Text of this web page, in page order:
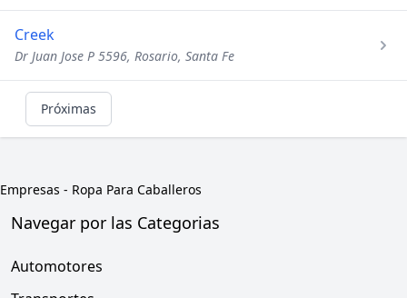
Creek
Dr Juan Jose P 5596, Rosario, Santa Fe
Próximas
Empresas - Ropa Para Caballeros
Navegar por las Categorias
Automotores